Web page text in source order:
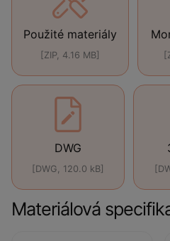
Použité materiály
[ZIP, 4.16 MB]
DWG
[DWG, 120.0 kB]
Materiálová